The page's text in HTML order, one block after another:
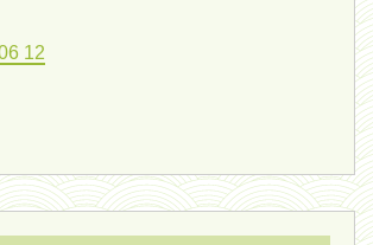
2024
- 27 juillet
12